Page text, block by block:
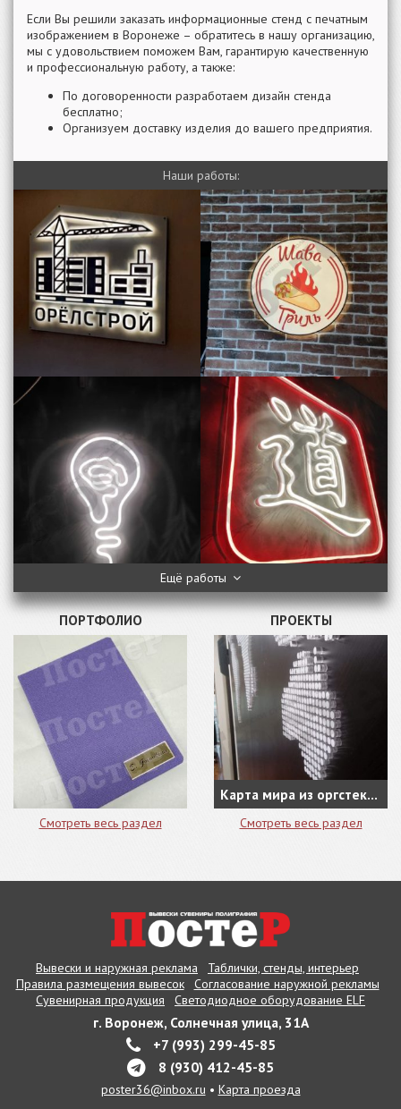
Если Вы решили заказать информационные стенд с печатным
изображением в Воронеже – обратитесь в нашу организацию,
мы с удовольствием поможем Вам, гарантирую качественную
и профессиональную работу, а также:
По договоренности разработаем дизайн стенда
бесплатно;
Организуем доставку изделия до вашего предприятия.
Наши работы:
Ещё работы
ПОРТФОЛИО
Смотреть весь раздел
ПРОЕКТЫ
Карта мира из оргстекла - оформление кабинета руководителя
Смотреть весь раздел
Вывески и наружная реклама
Таблички, стенды, интерьер
Правила размещения вывесок
Согласование наружной рекламы
Сувенирная продукция
Светодиодное оборудование ELF
г. Воронеж, Солнечная улица, 31А
+7 (993) 299-45-85
8 (930) 412-45-85
poster36@inbox.ru • Карта проезда